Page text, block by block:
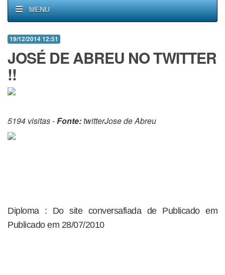
MENU
19/12/2014 12:51
JOSÉ DE ABREU NO TWITTER
!!
5194 visitas -Fonte:twitterJose de Abreu
Diploma : Do site conversafiada de Publicado em
Publicado em 28/07/2010